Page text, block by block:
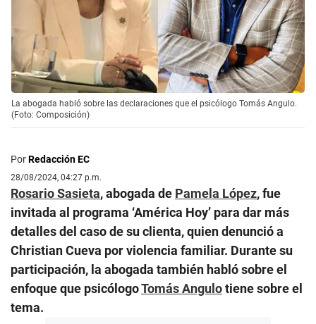
La abogada habló sobre las declaraciones que el psicólogo Tomás Angulo.
(Foto: Composición)
PorRedacción EC
28/08/2024, 04:27 p.m.
Rosario Sasieta, abogada de Pamela López, fue
invitada al programa ‘América Hoy’ para dar más
detalles del caso de su clienta, quien denunció a
Christian Cueva por violencia familiar. Durante su
participación, la abogada también habló sobre el
enfoque que psicólogoTomás Angulotiene sobre el
tema.